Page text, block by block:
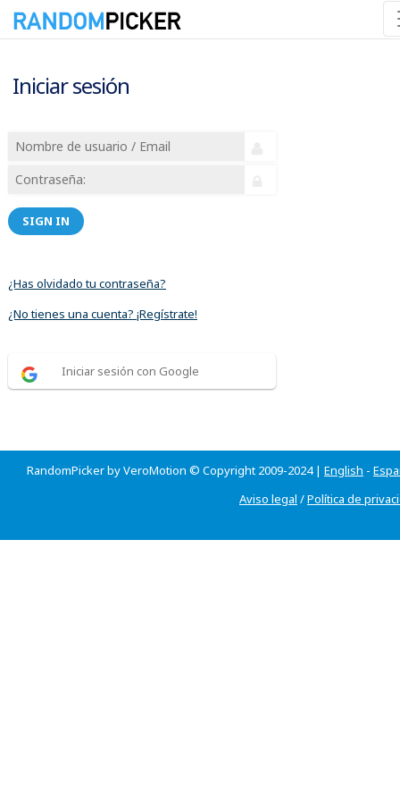
Iniciar sesión
SIGN IN
¿Has olvidado tu contraseña?
¿No tienes una cuenta? ¡Regístrate!
Iniciar sesión con Google
RandomPicker by VeroMotion © Copyright 2009-2024 | English -
Aviso legal /Política de